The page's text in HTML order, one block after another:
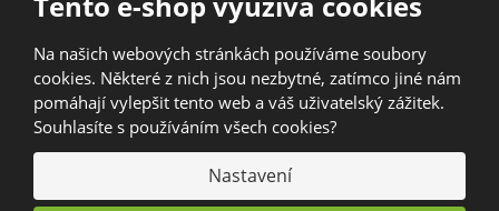
Na našich webových stránkách používáme soubory
cookies. Některé z nich jsou nezbytné, zatímco jiné nám
pomáhají vylepšit tento web a váš uživatelský zážitek.
Souhlasíte s používáním všech cookies?
Nastavení
prostor
Pronajměte si prostory u BAZALKY!
© 2026, Bazalka s.r.o.
GDPR |Kontakty |Obchodní podmínky |Mapa stránek